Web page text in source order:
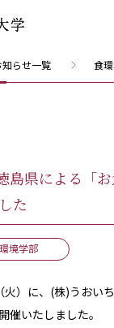
知らせ一覧 食
島県による「
た
境学部
火）に、(株)うおい
催いたしました。